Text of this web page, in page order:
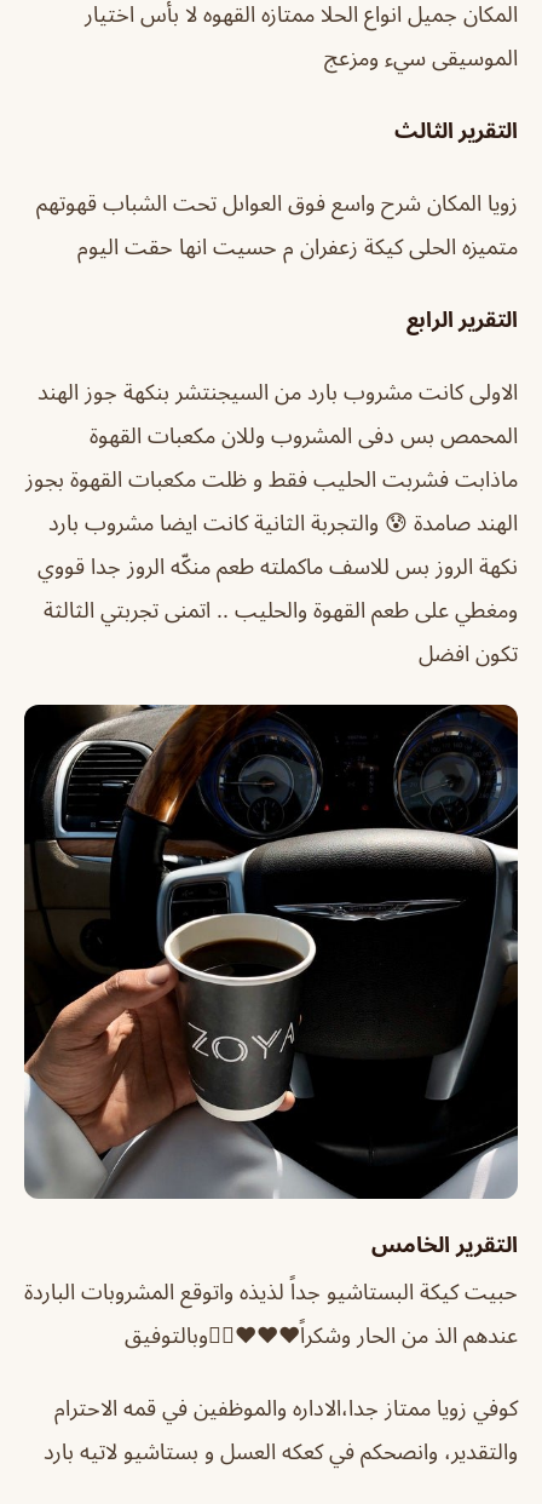
المكان جميل انواع الحلا ممتازه القهوه لا بأس اختيار
الموسيقى سيء ومزعج
التقرير الثالث
زويا المكان شرح واسع فوق العواىل تحت الشباب قهوتهم
متميزه الحلى كيكة زعفران م حسيت انها حقت اليوم
التقرير الرابع
الاولى كانت مشروب بارد من السيجنتشر بنكهة جوز الهند
المحمص بس دفى المشروب وللان مكعبات القهوة
ماذابت فشربت الحليب فقط و ظلت مكعبات القهوة بجوز
الهند صامدة 😰 والتجربة الثانية كانت ايضا مشروب بارد
نكهة الروز بس للاسف ماكملته طعم منكّه الروز جدا قووي
ومغطي على طعم القهوة والحليب .. اتمنى تجربتي الثالثة
تكون افضل
التقرير الخامس
حبيت كيكة البستاشيو جداً لذيذه واتوقع المشروبات الباردة
عندهم الذ من الحار وشكراً❤️❤️❤️👍🏻وبالتوفيق
كوفي زويا ممتاز جدا،الاداره والموظفين في قمه الاحترام
والتقدير، وانصحكم في كعكه العسل و بستاشيو لاتيه بارد